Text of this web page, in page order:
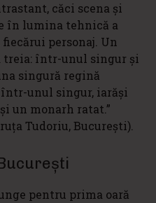
căci scena și
în lumina tehnică a
personaj. Un
treia: într-unul singur și
singură regină
unul singur, iarăși
un monarh ratat.”
Tudoriu, București).
pentru prima oară